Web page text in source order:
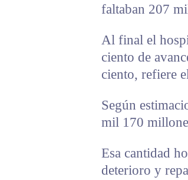
faltaban 207
Al final el
ciento de
ciento, refiere
Según
mil 170
Esa cantidad
deterioro y